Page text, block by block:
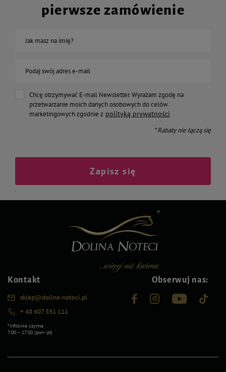
pierwsze zamówienie
Jak masz na imię?
Podaj swój adres e-mail
Chcę otrzymywać E-mail Newsletter. Wyrażam zgodę na
przetwarzanie moich danych osobowych do celów
marketingowych zgodnie z polityką prywatności
* Rabaty nie łączą się
Zapisz się
Kontakt
sklep@dolina-noteci.pl
+ 48 607 551 111
*Infolinia czynna
7:00 – 17:00 (pon–pt)
Obserwuj nas: